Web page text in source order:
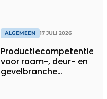
ALGEMEEN 17 JULI 2026
Productiecompetentie
voor raam-, deur- en
gevelbranche